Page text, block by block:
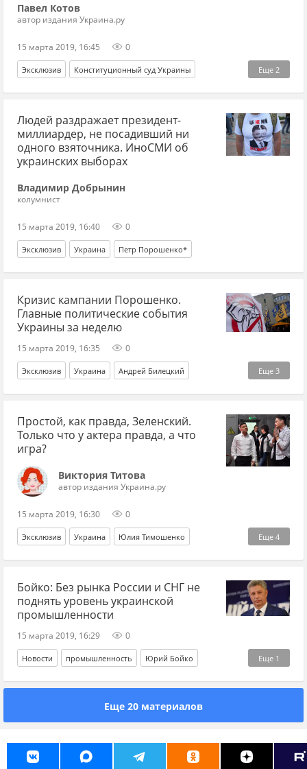
Павел Котов
автор издания Украина.ру
15 марта 2019, 16:45 0
Еще 2
Эксклюзив Конституционный суд Украины
президентские выборы судья
Людей раздражает президент-
миллиардер, не посадивший ни
одного взяточника. ИноСМИ об
украинских выборах
Владимир Добрынин
колумнист
15 марта 2019, 16:40 0
Эксклюзив Украина Петр Порошенко*
Кризис кампании Порошенко.
Главные политические события
Украины за неделю
15 марта 2019, 16:35 0
Еще 3
Эксклюзив Украина Андрей Билецкий
президентские выборы социология
Петр Порошенко*
Простой, как правда, Зеленский.
Только что у актера правда, а что
игра?
Виктория Титова
автор издания Украина.ру
15 марта 2019, 16:30 0
Еще 4
Эксклюзив Украина Юлия Тимошенко
Арсен Аваков Игорь Коломойский
Владимир Зеленский Петр Порошенко*
Бойко: Без рынка России и СНГ не
поднять уровень украинской
промышленности
15 марта 2019, 16:29 0
Еще 1
Новости промышленность Юрий Бойко
президентские выборы
Еще 20 материалов